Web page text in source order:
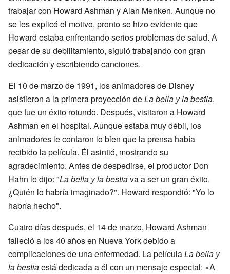
trabajar con Howard Ashman y Alan Menken. Aunque no
se les explicó el motivo, pronto se hizo evidente que
Howard estaba enfrentando serios problemas de salud. A
pesar de su debilitamiento, siguió trabajando con gran
dedicación y escribiendo canciones.
El 10 de marzo de 1991, los animadores de Disney
asistieron a la primera proyección deLa bella y la bestia,
que fue un éxito rotundo. Después, visitaron a Howard
Ashman en el hospital. Aunque estaba muy débil, los
animadores le contaron lo bien que la prensa había
recibido la película. Él asintió, mostrando su
agradecimiento. Antes de despedirse, el productor Don
Hahn le dijo: "La bella y la bestiava a ser un gran éxito.
¿Quién lo habría imaginado?". Howard respondió: "Yo lo
habría hecho".
Cuatro días después, el 14 de marzo, Howard Ashman
falleció a los 40 años en Nueva York debido a
complicaciones de una enfermedad. La películaLa bella y
la bestiaestá dedicada a él con un mensaje especial: «A